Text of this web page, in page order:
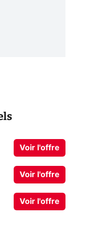
Voir l'offre
Voir l'offre
Voir l'offre